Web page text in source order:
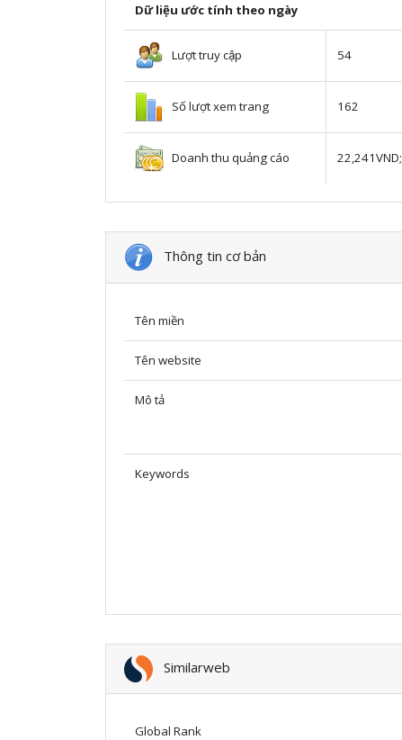
Dữ liệu ước tính theo ngày
Lượt truy cập 54
Số lượt xem trang 162
Doanh thu quảng cáo 22,241VND;
Thông tin cơ bản
Tên miền
Tên website
Mô tả
Keywords
Similarweb
Global Rank